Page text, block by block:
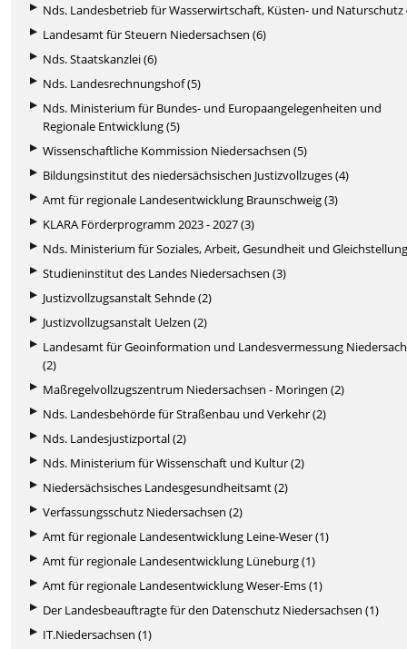
Nds. Landesbetrieb für Wasserwirtschaft, Küsten- und Naturschutz
Landesamt für Steuern Niedersachsen (6)
Nds. Staatskanzlei (6)
Nds. Landesrechnungshof (5)
Nds. Ministerium für Bundes- und Europaangelegenheiten und
Regionale Entwicklung (5)
Wissenschaftliche Kommission Niedersachsen (5)
Bildungsinstitut des niedersächsischen Justizvollzuges (4)
Amt für regionale Landesentwicklung Braunschweig (3)
KLARA Förderprogramm 2023 - 2027 (3)
Nds. Ministerium für Soziales, Arbeit, Gesundheit und
Studieninstitut des Landes Niedersachsen (3)
Justizvollzugsanstalt Sehnde (2)
Justizvollzugsanstalt Uelzen (2)
Landesamt für Geoinformation und Landesvermessung
(2)
Maßregelvollzugszentrum Niedersachsen - Moringen (2)
Nds. Landesbehörde für Straßenbau und Verkehr (2)
Nds. Landesjustizportal (2)
Nds. Ministerium für Wissenschaft und Kultur (2)
Niedersächsisches Landesgesundheitsamt (2)
Verfassungsschutz Niedersachsen (2)
Amt für regionale Landesentwicklung Leine-Weser (1)
Amt für regionale Landesentwicklung Lüneburg (1)
Amt für regionale Landesentwicklung Weser-Ems (1)
Der Landesbeauftragte für den Datenschutz Niedersachsen (1)
IT.Niedersachsen (1)